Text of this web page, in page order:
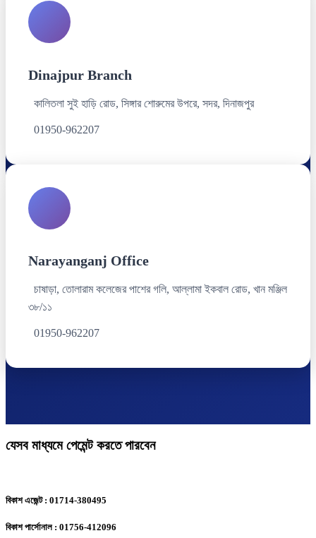
Dinajpur Branch
কালিতলা সুই হাড়ি রোড, সিঙ্গার শোরুমের উপরে, সদর, দিনাজপুর
01950-962207
Narayanganj Office
চাষাড়া, তোলারাম কলেজের পাশের গলি, আল্লামা ইকবাল রোড, খান মঞ্জিল
৩৮/১১
01950-962207
যেসব মাধ্যমে পেমেন্ট করতে পারবেন
বিকাশ এজেন্ট : 01714-380495
বিকাশ পার্সোনাল : 01756-412096